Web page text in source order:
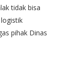
tidak bisa
pihak Dinas